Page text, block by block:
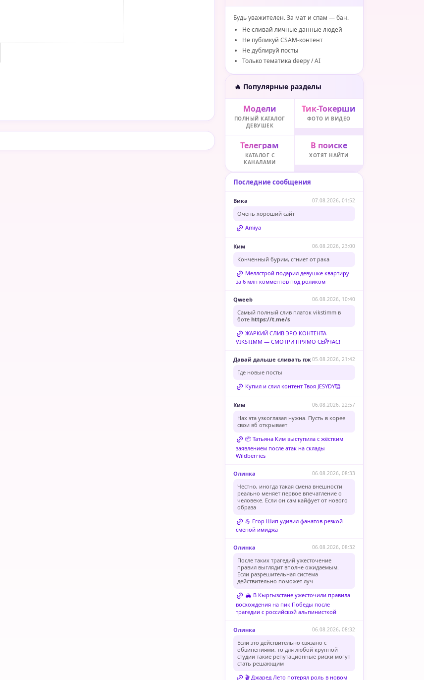
Будь уважителен. За мат и спам — бан.
Не сливай личные данные людей
Не публикуй CSAM-контент
Не дублируй посты
Только тематика deepy / AI
🔥 Популярные разделы
Модели
ПОЛНЫЙ КАТАЛОГ
ДЕВУШЕК
Тик-Токерши
ФОТО И ВИДЕО
Телеграм
КАТАЛОГ С
КАНАЛАМИ
В поиске
ХОТЯТ НАЙТИ
Последние сообщения
Вика 07.08.2026, 01:52
Очень хороший сайт
Amiya
Ким 06.08.2026, 23:00
Конченный бурим, сгниет от рака
Меллстрой подарил девушке квартиру
за 6 млн комментов под роликом
Qweeb 06.08.2026, 10:40
Самый полный слив платок vikstimm в
боте https://t.me/s
ЖАРКИЙ СЛИВ ЭРО КОНТЕНТА
VIKSTIMM — СМОТРИ ПРЯМО СЕЙЧАС!
Давай дальше сливать пж05.08.2026, 21:42
Где новые посты
Купил и слил контент Твоя JESYDY🥰
Ким 06.08.2026, 22:57
Нах эта узкоглазая нужна. Пусть в корее
свои вб открывает
📦 Татьяна Ким выступила с жёстким
заявлением после атак на склады
Wildberries
Олинка 06.08.2026, 08:33
Честно, иногда такая смена внешности
реально меняет первое впечатление о
человеке. Если он сам кайфует от нового
образа
💪 Егор Шип удивил фанатов резкой
сменой имиджа
Олинка 06.08.2026, 08:32
После таких трагедий ужесточение
правил выглядит вполне ожидаемым.
Если разрешительная система
действительно поможет луч
🏔️ В Кыргызстане ужесточили правила
восхождения на пик Победы после
трагедии с российской альпинисткой
Олинка 06.08.2026, 08:32
Если это действительно связано с
обвинениями, то для любой крупной
студии такие репутационные риски могут
стать решающим
🎬 Джаред Лето потерял роль в новом